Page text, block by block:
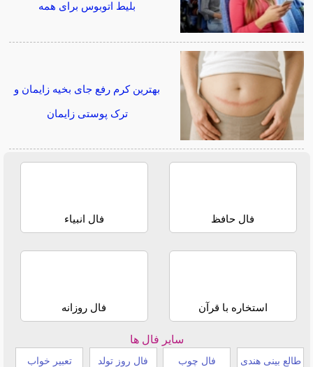
بلیط اتوبوس برای همه
بهترین کرم رفع جای بخیه زایمان و
ترک پوستی زایمان
فال حافظ فال انبیاء
استخاره با قرآن فال روزانه
سایر فال ها
طالع بینی هندی فال چوب فال روز تولد تعبیر خواب